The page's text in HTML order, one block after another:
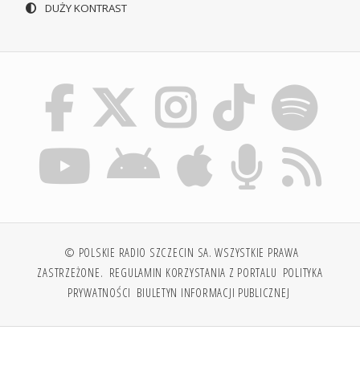
DUŻY KONTRAST
© POLSKIE RADIO SZCZECIN SA. WSZYSTKIE PRAWA
ZASTRZEŻONE. REGULAMIN KORZYSTANIA Z PORTALU POLITYKA
PRYWATNOŚCI BIULETYN INFORMACJI PUBLICZNEJ